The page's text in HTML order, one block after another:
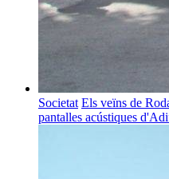
Societat Els veïns de
pantalles acústiques